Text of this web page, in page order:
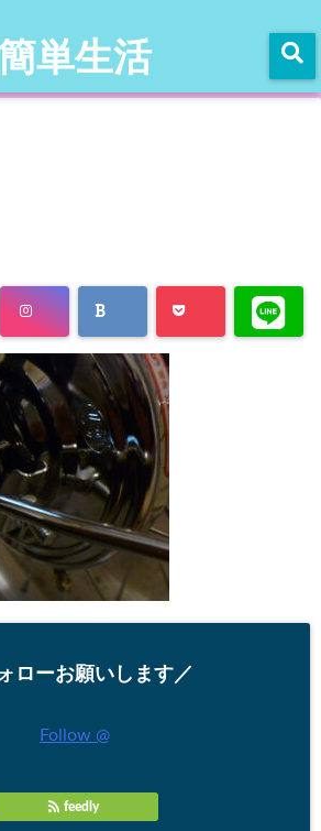
単生活
ローお願いします／
Follow @
feedly